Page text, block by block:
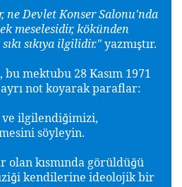
ne Devlet Konser Salonu'nda
meselesidir, kökünden
sıkıya ilgilidir."yazmıştır.
bu mektubu 28 Kasım 1971
not koyarak paraflar:
ilgilendiğimizi,
söyleyin.
olan kısmında görüldüğü
ği kendilerine ideolojik bir